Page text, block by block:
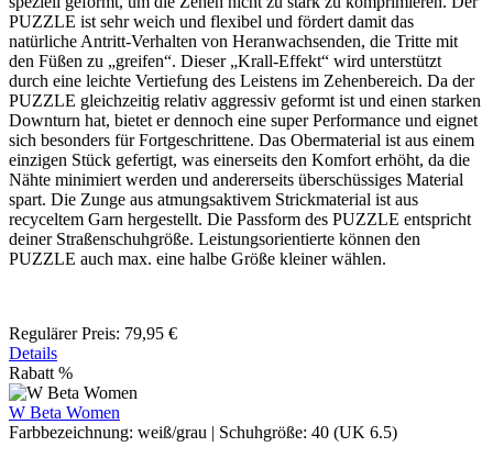
PUZZLE ist sehr weich und flexibel und fördert damit das
natürliche Antritt-Verhalten von Heranwachsenden, die Tritte mit
den Füßen zu „greifen“. Dieser „Krall-Effekt“ wird unterstützt
durch eine leichte Vertiefung des Leistens im Zehenbereich. Da der
PUZZLE gleichzeitig relativ aggressiv geformt ist und einen starken
Downturn hat, bietet er dennoch eine super Performance und eignet
sich besonders für Fortgeschrittene. Das Obermaterial ist aus einem
einzigen Stück gefertigt, was einerseits den Komfort erhöht, da die
Nähte minimiert werden und andererseits überschüssiges Material
spart. Die Zunge aus atmungsaktivem Strickmaterial ist aus
recyceltem Garn hergestellt. Die Passform des PUZZLE entspricht
deiner Straßenschuhgröße. Leistungsorientierte können den
PUZZLE auch max. eine halbe Größe kleiner wählen.
Regulärer Preis: 79,95 €
Details
Rabatt %
W Beta Women
Farbbezeichnung: weiß/grau | Schuhgröße: 40 (UK 6.5)